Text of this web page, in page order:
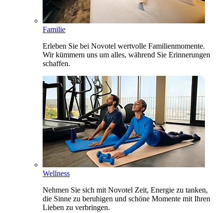
Familie
Erleben Sie bei Novotel wertvolle Familienmomente.
Wir kümmern uns um alles, während Sie Erinnerungen
schaffen.
Wellness
Nehmen Sie sich mit Novotel Zeit, Energie zu tanken,
die Sinne zu beruhigen und schöne Momente mit Ihren
Lieben zu verbringen.